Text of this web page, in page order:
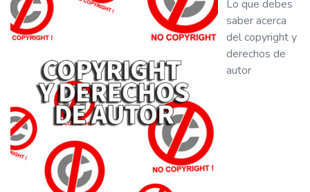
Lo que debes
saber acerca
del copyright y
derechos de
autor